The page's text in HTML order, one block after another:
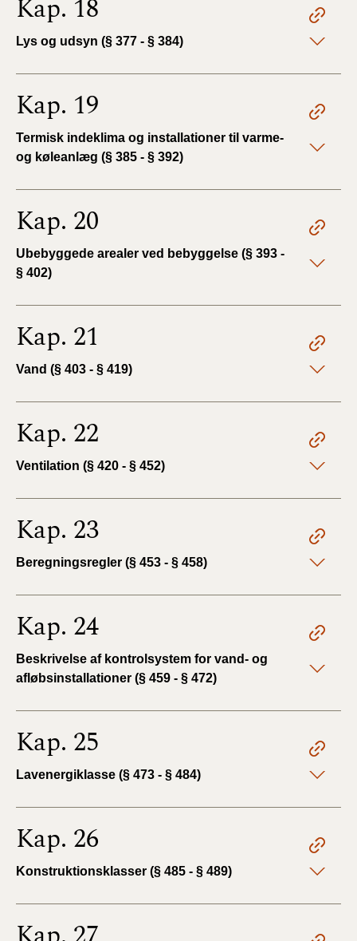
Kap. 18
Lys og udsyn (§ 377 - § 384)
Kap. 19
Termisk indeklima og installationer til varme-
og køleanlæg (§ 385 - § 392)
Kap. 20
Ubebyggede arealer ved bebyggelse (§ 393 -
§ 402)
Kap. 21
Vand (§ 403 - § 419)
Kap. 22
Ventilation (§ 420 - § 452)
Kap. 23
Beregningsregler (§ 453 - § 458)
Kap. 24
Beskrivelse af kontrolsystem for vand- og
afløbsinstallationer (§ 459 - § 472)
Kap. 25
Lavenergiklasse (§ 473 - § 484)
Kap. 26
Konstruktionsklasser (§ 485 - § 489)